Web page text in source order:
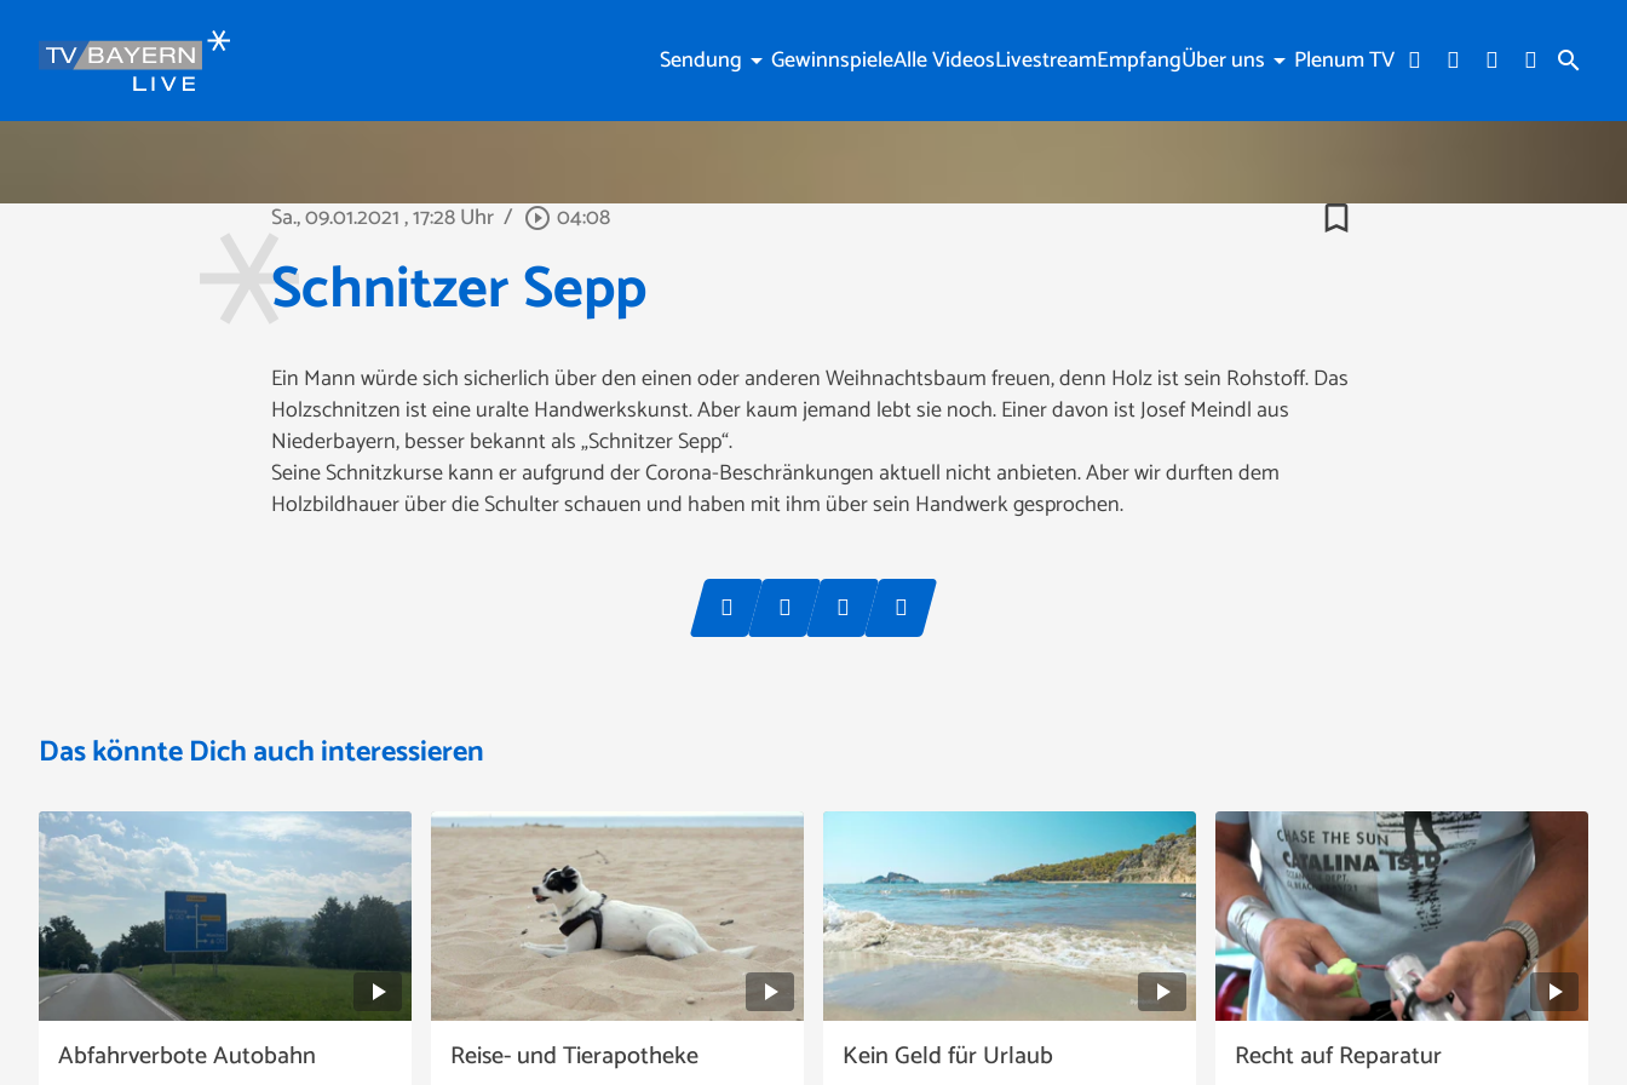
search
Sendung arrow_drop_down GewinnspieleAlle VideosLivestreamEmpfangÜber uns arrow_drop_down Plenum TV
Sa., 09.01.2021, 17:28 Uhr / play_circle_outline 04:08 bookmark_border
Schnitzer Sepp
Ein Mann würde sich sicherlich über den einen oder anderen Weihnachtsbaum freuen, denn Holz ist sein Rohstoff. Das
Holzschnitzen ist eine uralte Handwerkskunst. Aber kaum jemand lebt sie noch. Einer davon ist Josef Meindl aus
Niederbayern, besser bekannt als „Schnitzer Sepp“.
Seine Schnitzkurse kann er aufgrund der Corona-Beschränkungen aktuell nicht anbieten. Aber wir durften dem
Holzbildhauer über die Schulter schauen und haben mit ihm über sein Handwerk gesprochen.
Das könnte Dich auch interessieren
Abfahrverbote Autobahn Reise- und Tierapotheke Kein Geld für Urlaub Recht auf Reparatur